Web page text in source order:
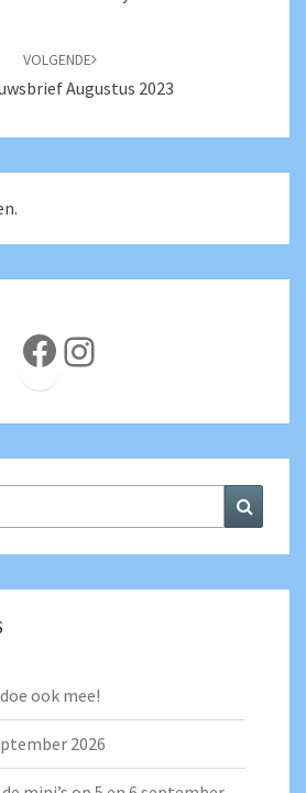
VOLGENDE
Augustus 2023
Facebook
Instagram
ook mee!
2026